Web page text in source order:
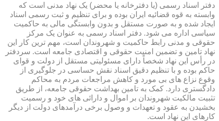
دفتر اسناد رسمی (یا دفترخانه یا محضر) یک نهاد مدنی است که
وابسته به قوه قضائیه ایران بوده و برای تنظیم و ثبت رسمی اسناد
ایجاد شده و به صورت مستقل و بدون وابستگی مالی به حاکمیت
سیاسی اداره می شود. دفتر اسناد رسمی به عنوان یک مرکز
حقوقی و مدنی رابط حاکمیت و شهروندان است، مهم ترین کار این
نهاد تامین و تضمین امنیت حقوقی و اقتصادی جامعه است. سردفتر
در رأس این نهاد شخصاً دارای مسئولیتی مستقل از دولت و قوای
حاکم بوده و با تنظیم دقیق اسناد نقش حساسی در جلوگیری از
وقوع نزاع های بی مورد و کاهش مراجعات مردم به محاکم
دادگستری دارد. کمک به تامین بهداشت حقوقی جامعه، از طریق
تثبیت مالکیت شهروندان بر اموال و دارائی های خود و رسمیت
بخشیدن به عقود و تعهدات و وصول برخی درآمدهای دولت از دیگر
کارهای این نهاد است.